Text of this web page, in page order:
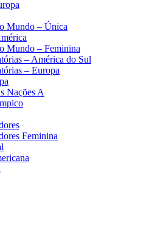
Mundo – Única
Mundo – Feminina
– América do Sul
– Europa
Nações A
Feminina